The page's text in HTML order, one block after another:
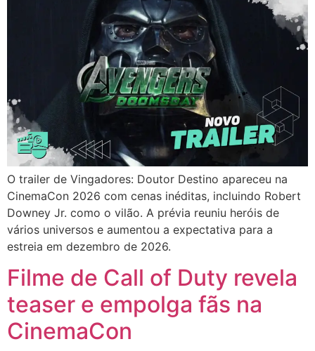
O trailer de Vingadores: Doutor Destino apareceu na
CinemaCon 2026 com cenas inéditas, incluindo Robert
Downey Jr. como o vilão. A prévia reuniu heróis de
vários universos e aumentou a expectativa para a
estreia em dezembro de 2026.
Filme de Call of Duty revela
teaser e empolga fãs na
CinemaCon